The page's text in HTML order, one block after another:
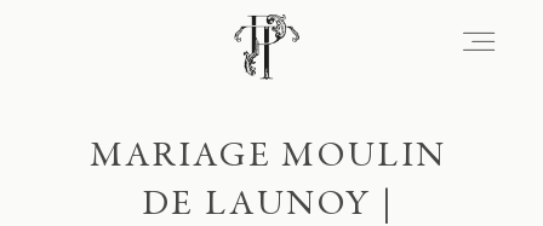
MARIAGE MOULIN
DE LAUNOY |
Signature